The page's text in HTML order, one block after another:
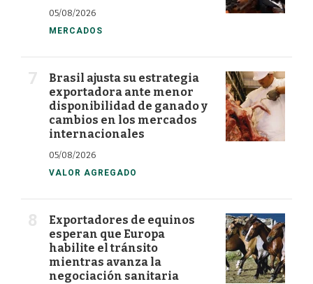
05/08/2026
MERCADOS
Brasil ajusta su estrategia
exportadora ante menor
disponibilidad de ganado y
cambios en los mercados
internacionales
05/08/2026
VALOR AGREGADO
Exportadores de equinos
esperan que Europa
habilite el tránsito
mientras avanza la
negociación sanitaria